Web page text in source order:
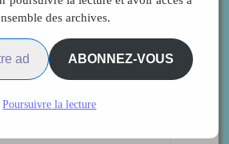
des archives.
ABONNEZ-VOUS
Poursuivre la lecture